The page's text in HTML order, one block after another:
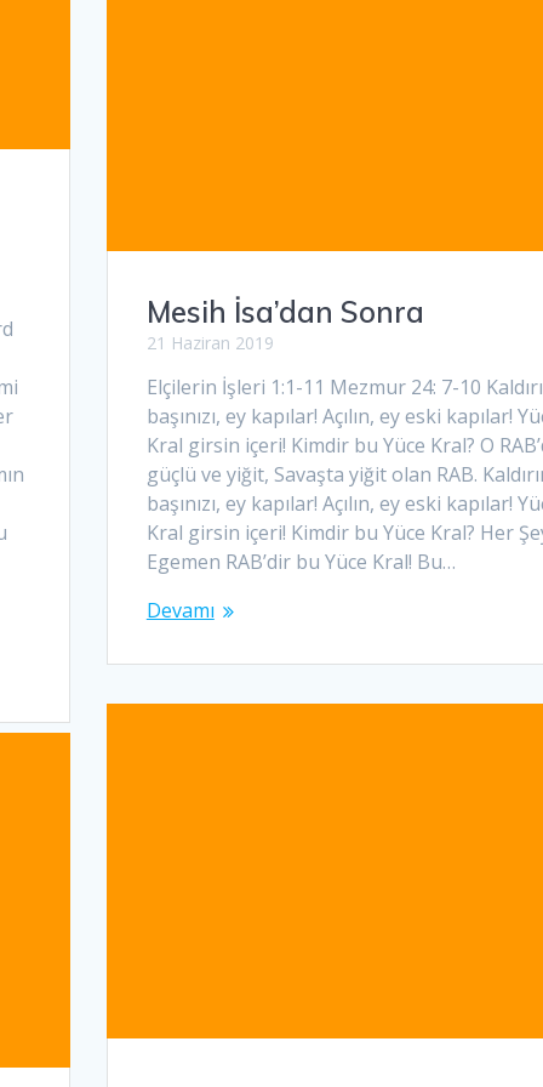
Mesih İsa’dan Sonra
21 Haziran 2019
Elçilerin İşleri 1:1-11 Mezmur 24: 7-10
başınızı, ey kapılar! Açılın, ey eski kapılar!
Kral girsin içeri! Kimdir bu Yüce Kral? O
güçlü ve yiğit, Savaşta yiğit olan RAB.
başınızı, ey kapılar! Açılın, ey eski kapılar!
Kral girsin içeri! Kimdir bu Yüce Kral? Her
Egemen RAB’dir bu Yüce Kral! Bu…
Devamı